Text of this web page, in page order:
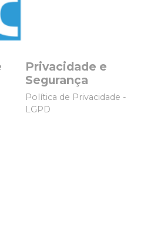
Privacidade e
Segurança
Política de Privacidade -
LGPD